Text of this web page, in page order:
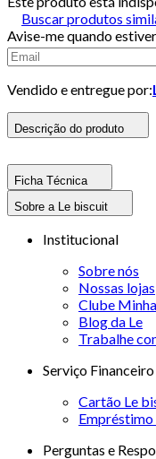
Buscar produtos
Avise-me quando
Vendido e entregue por:
Descrição do produto
Ficha Técnica
Sobre a Le biscuit
Institucional
Sobre nós
Nossas lojas
Clube
Blog da Le
Trabalhe
Serviço Financeiro
Cartão Le
Perguntas e